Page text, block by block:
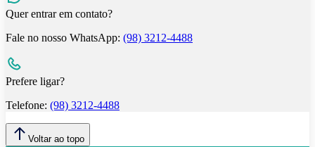
Quer entrar em contato?
Fale no nosso WhatsApp: (98) 3212-4488
Prefere ligar?
Telefone: (98) 3212-4488
Voltar ao topo